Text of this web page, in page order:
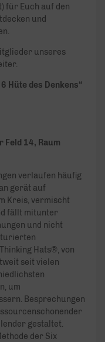
für Euch auf den
und
unseres
6 Hüte des Denkens“
Feld 14, Raum
verlaufen häufig
gerät auf
Kreis, vermischt
fällt mitunter
und nicht
Hats®, von
seit vielen
um
Besprechungen
gestaltet.
der Six